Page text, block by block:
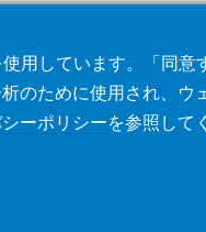
用しています。「同意
のために使用され、ウ
ーポリシーを参照して